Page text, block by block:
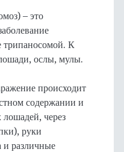
– это
трипаносомой. К
ослы, мулы.
происходит
содержании и
через
руки
и различные